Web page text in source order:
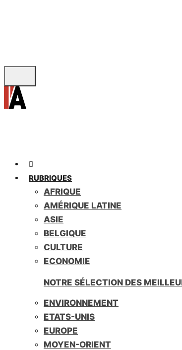
RUBRIQUES
AFRIQUE
AMÉRIQUE LATINE
ASIE
BELGIQUE
CULTURE
ECONOMIE
NOTRE SÉLECTION DES
ENVIRONNEMENT
ETATS-UNIS
EUROPE
MOYEN-ORIENT